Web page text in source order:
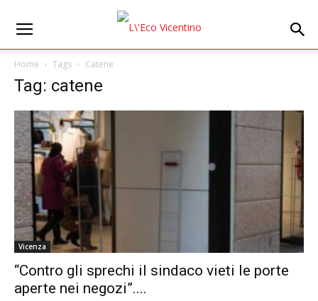
Home Tags Catene
Tag: catene
Vicenza
“Contro gli sprechi il sindaco vieti le porte
aperte nei negozi”....